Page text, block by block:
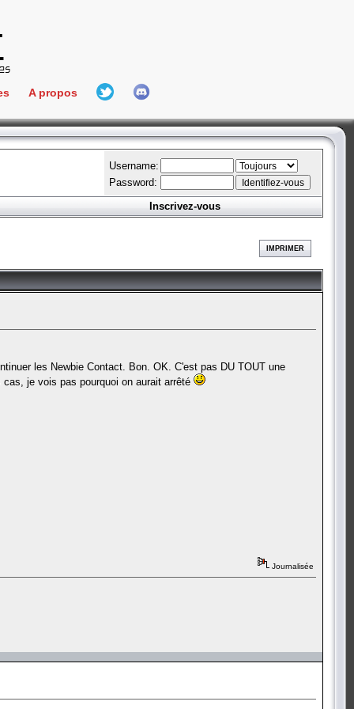
Connect
A propos
L'équipe
Hall Of Fame
Username:
Password:
Inscrivez-vous
IMPRIMER
les Newbie Contact. Bon. OK. C'est pas DU TOUT une
je vois pas pourquoi on aurait arrêté
Journalisée